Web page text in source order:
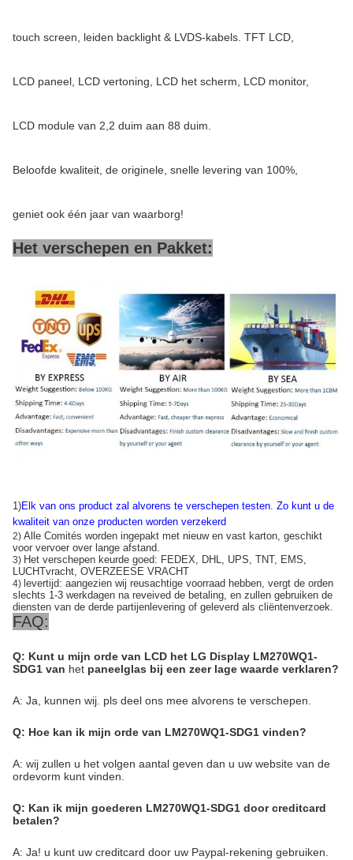
touch screen, leiden backlight & LVDS-kabels. TFT LCD,
LCD paneel, LCD vertoning, LCD het scherm, LCD monitor,
LCD module van 2,2 duim aan 88 duim.
Beloofde kwaliteit, de originele, snelle levering van 100%,
geniet ook één jaar van waarborg!
Het verschepen en Pakket:
1)Elk van ons product zal alvorens te verschepen testen. Zo kunt u de
kwaliteit van onze producten worden verzekerd
2) Alle Comités worden ingepakt met nieuw en vast karton, geschikt
voor vervoer over lange afstand.
3) Het verschepen keurde goed: FEDEX, DHL, UPS, TNT, EMS,
LUCHTvracht, OVERZEESE VRACHT
4) levertijd: aangezien wij reusachtige voorraad hebben, vergt de orden
slechts 1-3 werkdagen na reveived de betaling, en zullen gebruiken de
diensten van de derde partijenlevering of geleverd als cliëntenverzoek.
FAQ:
Q: Kunt u mijn orde van LCD het LG Display LM270WQ1-
SDG1 van het paneelglas bij een zeer lage waarde verklaren?
A: Ja, kunnen wij. pls deel ons mee alvorens te verschepen.
Q: Hoe kan ik mijn orde van LM270WQ1-SDG1 vinden?
A: wij zullen u het volgen aantal geven dan u uw website van de
ordevorm kunt vinden.
Q: Kan ik mijn goederen LM270WQ1-SDG1 door creditcard
betalen?
A: Ja! u kunt uw creditcard door uw Paypal-rekening gebruiken.